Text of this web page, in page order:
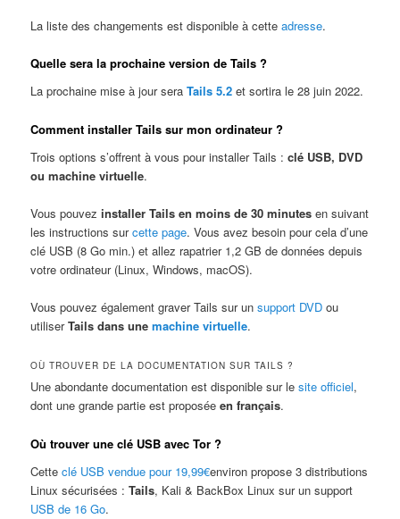
La liste des changements est disponible à cetteadresse.
Quelle sera la prochaine version de Tails ?
La prochaine mise à jour seraTails 5.2 et sortira le 28 juin 2022.
Comment installer Tails sur mon ordinateur ?
Trois options s’offrent à vous pour installer Tails :clé USB, DVD
ou machine virtuelle.
Vous pouvezinstaller Tails en moins de 30 minutes en suivant
les instructions surcette page. Vous avez besoin pour cela d’une
clé USB (8 Go min.) et allez rapatrier 1,2 GB de données depuis
votre ordinateur (Linux, Windows, macOS).
Vous pouvez également graver Tails sur unsupport DVD ou
utiliserTails dans unemachine virtuelle.
OÙ TROUVER DE LA DOCUMENTATION SUR TAILS ?
Une abondante documentation est disponible sur lesite officiel,
dont une grande partie est proposéeen français.
Où trouver une clé USB avec Tor ?
Cetteclé USB vendue pour 19,99€environ propose 3 distributions
Linux sécurisées :Tails, Kali & BackBox Linux sur un support
USB de 16 Go.